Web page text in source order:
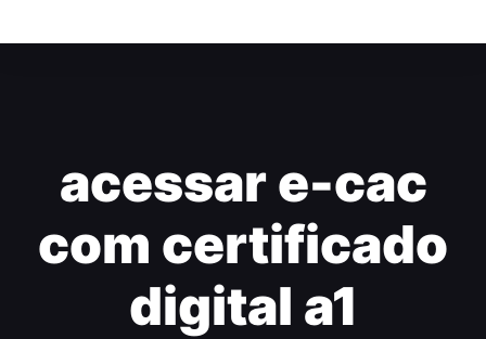
acessar e-cac
com certificado
digital a1